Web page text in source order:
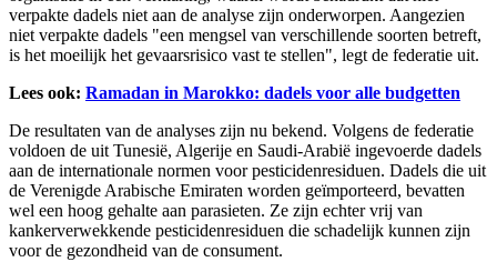
verpakte dadels niet aan de analyse zijn onderworpen. Aangezien
niet verpakte dadels "een mengsel van verschillende soorten betreft,
is het moeilijk het gevaarsrisico vast te stellen", legt de federatie uit.
Lees ook: Ramadan in Marokko: dadels voor alle budgetten
De resultaten van de analyses zijn nu bekend. Volgens de federatie
voldoen de uit Tunesië, Algerije en Saudi-Arabië ingevoerde dadels
aan de internationale normen voor pesticidenresiduen. Dadels die uit
de Verenigde Arabische Emiraten worden geïmporteerd, bevatten
wel een hoog gehalte aan parasieten. Ze zijn echter vrij van
kankerverwekkende pesticidenresiduen die schadelijk kunnen zijn
voor de gezondheid van de consument.